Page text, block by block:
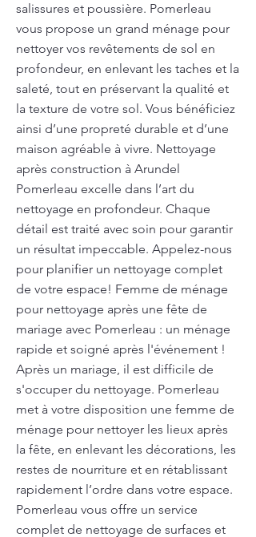
salissures et poussière. Pomerleau
vous propose un grand ménage pour
nettoyer vos revêtements de sol en
profondeur, en enlevant les taches et la
saleté, tout en préservant la qualité et
la texture de votre sol. Vous bénéficiez
ainsi d’une propreté durable et d’une
maison agréable à vivre. Nettoyage
après construction à Arundel
Pomerleau excelle dans l’art du
nettoyage en profondeur. Chaque
détail est traité avec soin pour garantir
un résultat impeccable. Appelez-nous
pour planifier un nettoyage complet
de votre espace! Femme de ménage
pour nettoyage après une fête de
mariage avec Pomerleau : un ménage
rapide et soigné après l'événement !
Après un mariage, il est difficile de
s'occuper du nettoyage. Pomerleau
met à votre disposition une femme de
ménage pour nettoyer les lieux après
la fête, en enlevant les décorations, les
restes de nourriture et en rétablissant
rapidement l’ordre dans votre espace.
Pomerleau vous offre un service
complet de nettoyage de surfaces et